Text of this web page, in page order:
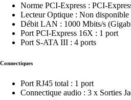
Norme PCI-Express : PCI-
Lecteur Optique : Non disponible
Débit LAN : 1000 Mbits/s
Port PCI-Express 16X : 1 port
Port S-ATA III : 4 ports
Connectiques
Port RJ45 total : 1 port
Connectique audio : 3 x Sorties